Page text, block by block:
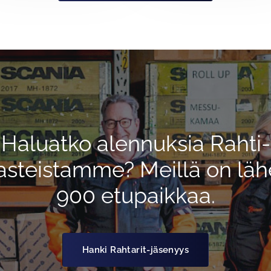
Haluatko alennuksia Rahti-
Meillä on
900 etupaikkaa.
Hanki Rahtarit-jäsenyys